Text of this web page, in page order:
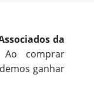
da
comprar
ganhar